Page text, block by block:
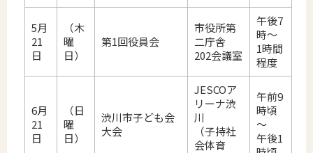
5月
21
日
（木
曜
日）
第1回役員会
市役所第
二庁舎
202会議室
午後7
時～
1時間
程度
6月
21
日
（日
曜
日）
渋川市子ども会
大会
JESCOア
リーナ渋
川
（子持社
会体育
午前9
時頃
～
午後1